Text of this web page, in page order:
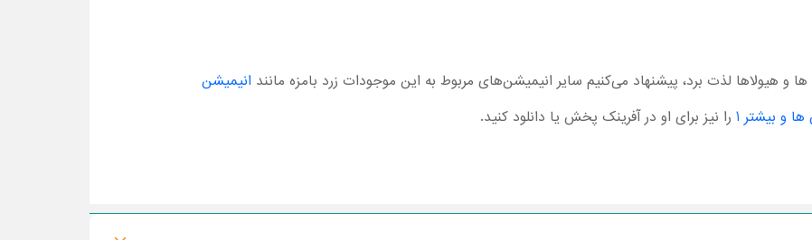
و هیولاها لذت برد، پیشنهاد می‌کنیم سایر انیمیشن‌های مربوط به این موجودات زرد بامزه مانند انیمیشن
و بیشتر 1 را نیز برای او در آفرینک پخش یا دانلود کنید.